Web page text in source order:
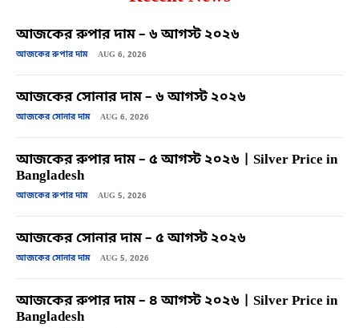
আজকের রুপার দাম – ৬ আগস্ট ২০২৬
আজকের রুপার দাম AUG 6, 2026
আজকের সোনার দাম – ৬ আগস্ট ২০২৬
আজকের সোনার দাম AUG 6, 2026
আজকের রুপার দাম – ৫ আগস্ট ২০২৬ | Silver Price in
Bangladesh
আজকের রুপার দাম AUG 5, 2026
আজকের সোনার দাম – ৫ আগস্ট ২০২৬
আজকের সোনার দাম AUG 5, 2026
আজকের রুপার দাম – ৪ আগস্ট ২০২৬ | Silver Price in
Bangladesh